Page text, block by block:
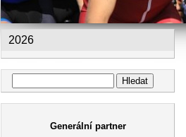
2026
Vyhledávání
Generální partner